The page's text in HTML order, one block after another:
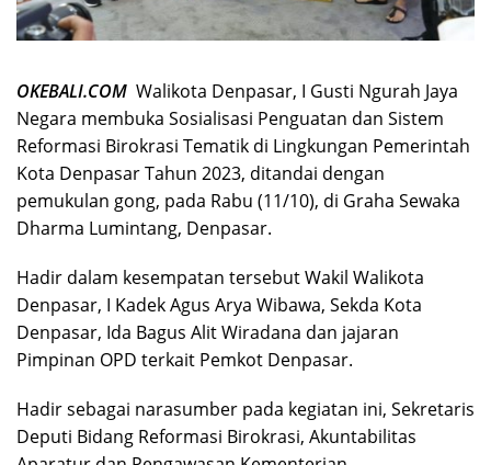
OKEBALI.COM Walikota Denpasar, I Gusti Ngurah Jaya
Negara membuka Sosialisasi Penguatan dan Sistem
Reformasi Birokrasi Tematik di Lingkungan Pemerintah
Kota Denpasar Tahun 2023, ditandai dengan
pemukulan gong, pada Rabu (11/10), di Graha Sewaka
Dharma Lumintang, Denpasar.
Hadir dalam kesempatan tersebut Wakil Walikota
Denpasar, I Kadek Agus Arya Wibawa, Sekda Kota
Denpasar, Ida Bagus Alit Wiradana dan jajaran
Pimpinan OPD terkait Pemkot Denpasar.
Hadir sebagai narasumber pada kegiatan ini, Sekretaris
Deputi Bidang Reformasi Birokrasi, Akuntabilitas